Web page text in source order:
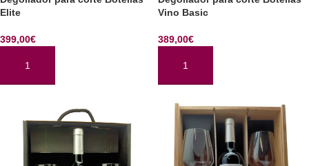
Elite
399,00€
AÑADIR AL CARRITO
Vino Basic
389,00€
AÑADIR AL CARRITO